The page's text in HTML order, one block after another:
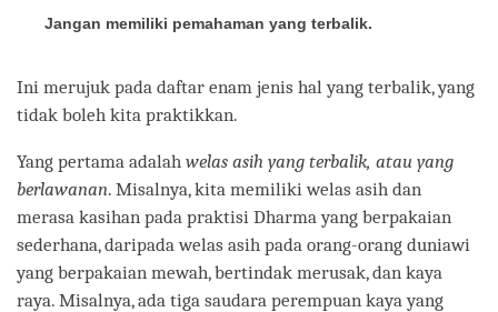
Jangan memiliki pemahaman yang terbalik.
Ini merujuk pada daftar enam jenis hal yang terbalik, yang
tidak boleh kita praktikkan.
Yang pertama adalah welas asih yang terbalik, atau yang
berlawanan. Misalnya, kita memiliki welas asih dan
merasa kasihan pada praktisi Dharma yang berpakaian
sederhana, daripada welas asih pada orang-orang duniawi
yang berpakaian mewah, bertindak merusak, dan kaya
raya. Misalnya, ada tiga saudara perempuan kaya yang